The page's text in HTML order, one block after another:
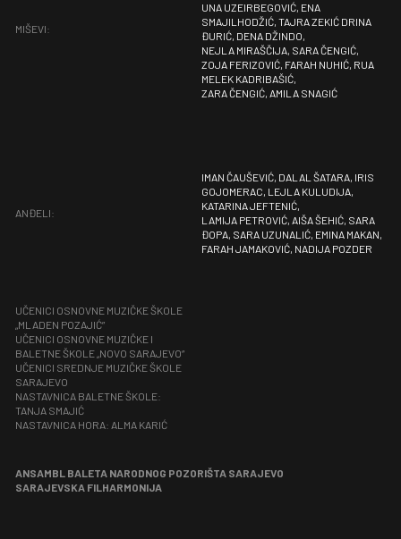
MIŠEVI:
UNA UZEIRBEGOVIĆ, ENA
SMAJILHODŽIĆ, TAJRA ZEKIĆ DRINA
ĐURIĆ, DENA DŽINDO,
NEJLA MIRAŠČIJA, SARA ČENGIĆ,
ZOJA FERIZOVIĆ, FARAH NUHIĆ, RUA
MELEK KADRIBAŠIĆ,
ZARA ČENGIĆ, AMILA SNAGIĆ
ANĐELI:
IMAN ČAUŠEVIĆ, DALAL ŠATARA, IRIS
GOJOMERAC, LEJLA KULUDIJA,
KATARINA JEFTENIĆ,
LAMIJA PETROVIĆ, AIŠA ŠEHIĆ, SARA
ĐOPA, SARA UZUNALIĆ, EMINA MAKAN,
FARAH JAMAKOVIĆ, NADIJA POZDER
UČENICI OSNOVNE MUZIČKE ŠKOLE
„MLADEN POZAJIĆ”
UČENICI OSNOVNE MUZIČKE I
BALETNE ŠKOLE „NOVO SARAJEVO“
UČENICI SREDNJE MUZIČKE ŠKOLE
SARAJEVO
NASTAVNICA BALETNE ŠKOLE:
TANJA SMAJIĆ
NASTAVNICA HORA: ALMA KARIĆ
ANSAMBL BALETA NARODNOG POZORIŠTA SARAJEVO
SARAJEVSKA FILHARMONIJA